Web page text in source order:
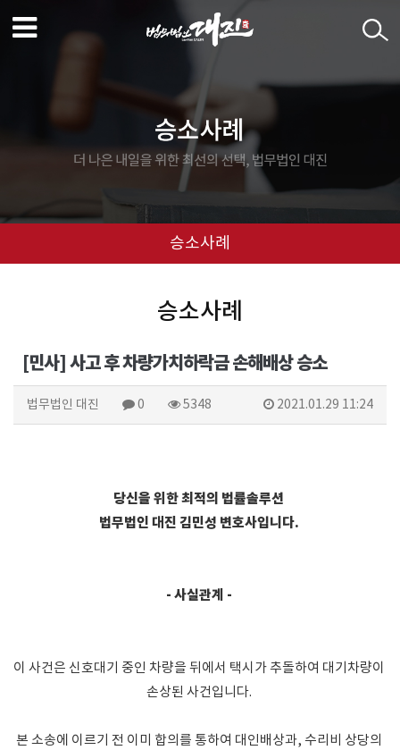
승소사례
승소사례
[민사] 사고 후 차량가치하락금 손해배상 승소
법무법인 대진 0 5348 2021.01.29 11:24
당신을 위한 최적의 법률솔루션
법무법인 대진 김민성 변호사입니다.
- 사실관계 -
이 사건은 신호대기 중인 차량을 뒤에서 택시가 추돌하여 대기차량이
손상된 사건입니다.
본 소송에 이르기 전 이미 합의를 통하여 대인배상과, 수리비 상당의